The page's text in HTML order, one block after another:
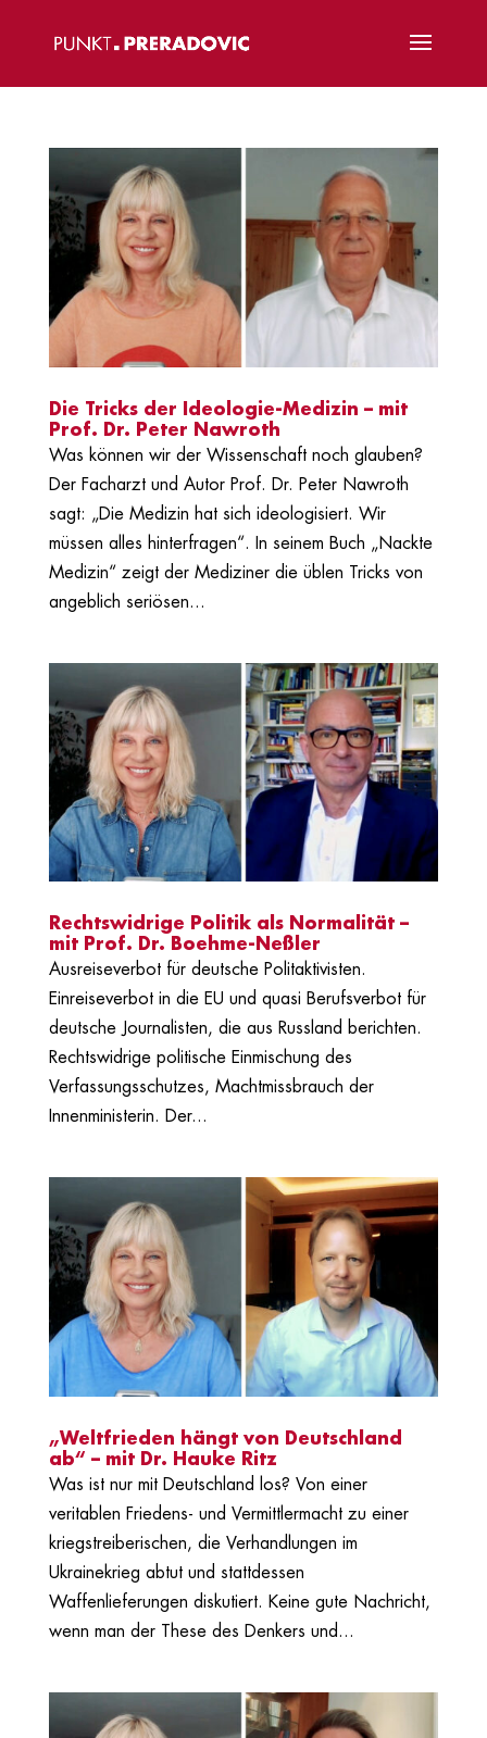
Die Tricks der Ideologie-Medizin – mit
Prof. Dr. Peter Nawroth
Was können wir der Wissenschaft noch glauben?
Der Facharzt und Autor Prof. Dr. Peter Nawroth
sagt: „Die Medizin hat sich ideologisiert. Wir
müssen alles hinterfragen“. In seinem Buch „Nackte
Medizin“ zeigt der Mediziner die üblen Tricks von
angeblich seriösen...
Rechtswidrige Politik als Normalität –
mit Prof. Dr. Boehme-Neßler
Ausreiseverbot für deutsche Politaktivisten.
Einreiseverbot in die EU und quasi Berufsverbot für
deutsche Journalisten, die aus Russland berichten.
Rechtswidrige politische Einmischung des
Verfassungsschutzes, Machtmissbrauch der
Innenministerin. Der...
„Weltfrieden hängt von Deutschland
ab“ – mit Dr. Hauke Ritz
Was ist nur mit Deutschland los? Von einer
veritablen Friedens- und Vermittlermacht zu einer
kriegstreiberischen, die Verhandlungen im
Ukrainekrieg abtut und stattdessen
Waffenlieferungen diskutiert. Keine gute Nachricht,
wenn man der These des Denkers und...